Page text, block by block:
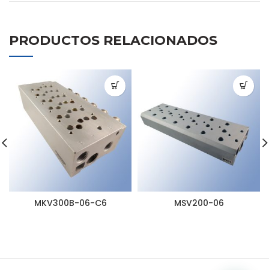
PRODUCTOS RELACIONADOS
MKV300B-06-C6 MSV200-06